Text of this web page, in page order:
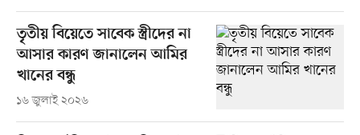
তৃতীয় বিয়েতে সাবেক স্ত্রীদের না
আসার কারণ জানালেন আমির
খানের বন্ধু
১৬ জুলাই ২০২৬